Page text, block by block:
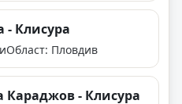
- Клисура
Област: Пловдив
- Клисура